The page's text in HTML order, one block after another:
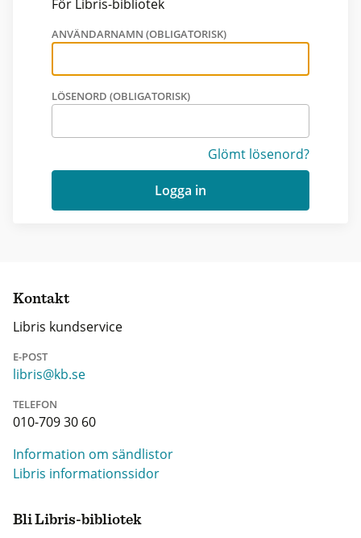
För Libris-bibliotek
ANVÄNDARNAMN (OBLIGATORISK)
LÖSENORD (OBLIGATORISK)
Glömt lösenord?
Logga in
Kontakt
Libris kundservice
E-POST
libris@kb.se
TELEFON
010-709 30 60
Information om sändlistor
Libris informationssidor
Bli Libris-bibliotek